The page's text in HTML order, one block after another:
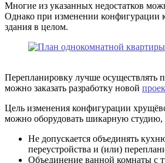
Многие из указанных недостатков
Однако при изменении конфигурации
здания в целом.
Перепланировку лучше
можно заказать разработку новой
Цель изменения конфигурации
можно оборудовать шикарную студию,
Не допускается объединять
переустройства и (или)
Объединение ванной комнаты с